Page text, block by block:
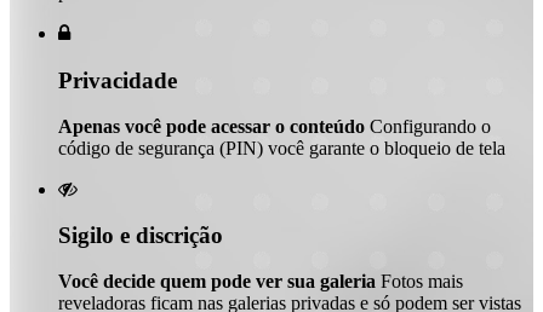

Privacidade
Apenas você pode acessar o conteúdo Configurando o
código de segurança (PIN) você garante o bloqueio de tela

Sigilo e discrição
Você decide quem pode ver sua galeria Fotos mais
reveladoras ficam nas galerias privadas e só podem ser vistas